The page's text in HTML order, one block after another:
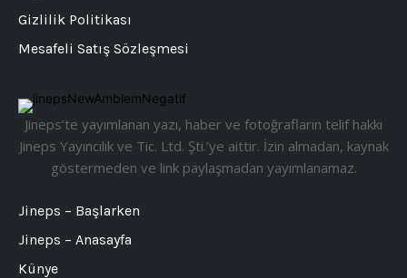
Jineps’te yayımlanan yazı, haber ve fotoğrafların telif hakkı
Jineps Yayıncılık ve Tic. Ltd. Şti.’ye aittir. İzin almadan, kaynak
göstermeden ve link paylaşmadan yayımlanamaz.
Jineps – Başlarken
Jineps – Anasayfa
Künye
Gizlilik Politikası
Mesafeli Satış Sözleşmesi